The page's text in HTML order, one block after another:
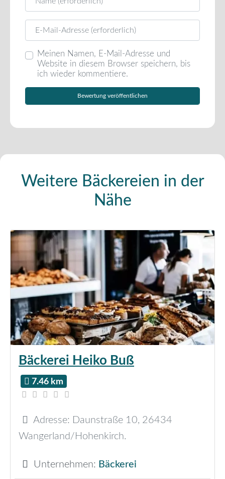
E-Mail
Meinen Namen, E-Mail-Adresse und
Website in diesem Browser speichern, bis
ich wieder kommentiere.
Weitere Bäckereien in der
Nähe
Bäckerei Heiko Buß
7.46 km
Adresse: Daunstraße 10, 26434
Wangerland/Hohenkirch.
Unternehmen: Bäckerei